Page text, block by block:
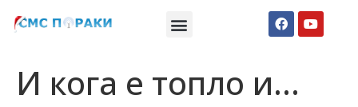
И кога е топло и…